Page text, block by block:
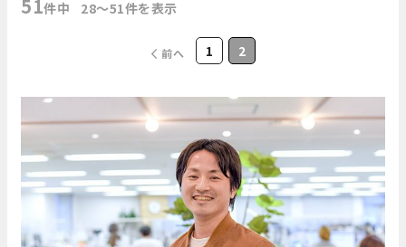
51件中 28〜51件を表示
前へ 1 2